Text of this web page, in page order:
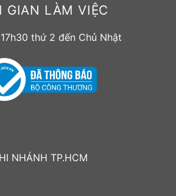
GIAN LÀM VIỆC
thứ 2 đến Chủ Nhật
NHÁNH TP.HCM